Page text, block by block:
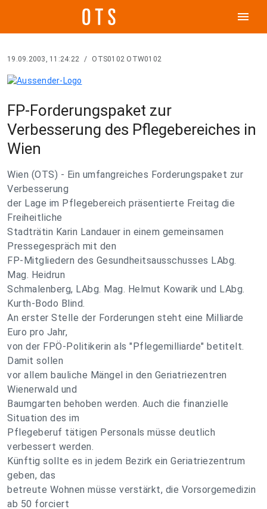
menu
19.09.2003, 11:24:22 / OTS0102 OTW0102
FP-Forderungspaket zur
Verbesserung des Pflegebereiches in
Wien
Wien (OTS) - Ein umfangreiches Forderungspaket zur
Verbesserung
der Lage im Pflegebereich präsentierte Freitag die
Freiheitliche
Stadträtin Karin Landauer in einem gemeinsamen
Pressegespräch mit den
FP-Mitgliedern des Gesundheitsausschusses LAbg.
Mag. Heidrun
Schmalenberg, LAbg. Mag. Helmut Kowarik und LAbg.
Kurth-Bodo Blind.
An erster Stelle der Forderungen steht eine Milliarde
Euro pro Jahr,
von der FPÖ-Politikerin als "Pflegemilliarde" betitelt.
Damit sollen
vor allem bauliche Mängel in den Geriatriezentren
Wienerwald und
Baumgarten behoben werden. Auch die finanzielle
Situation des im
Pflegeberuf tätigen Personals müsse deutlich
verbessert werden.
Künftig sollte es in jedem Bezirk ein Geriatriezentrum
geben, das
betreute Wohnen müsse verstärkt, die Vorsorgemedizin
ab 50 forciert